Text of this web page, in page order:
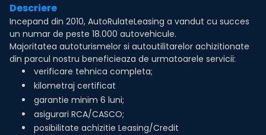
Descriere
Incepand din 2010, AutoRulateLeasing a vandut cu succes
un numar de peste 18.000 autovehicule.
Majoritatea autoturismelor si autoutilitarelor achizitionate
din parcul nostru beneficieaza de urmatoarele servicii:
verificare tehnica completa;
kilometraj certificat
garantie minim 6 luni;
asigurari RCA/CASCO;
posibilitate achizitie Leasing/Credit